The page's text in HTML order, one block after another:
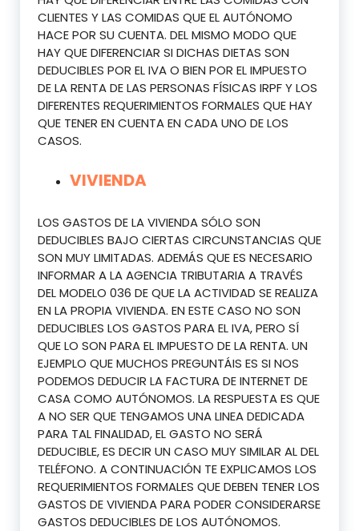
CLIENTES Y LAS COMIDAS QUE EL AUTÓNOMO
HACE POR SU CUENTA. DEL MISMO MODO QUE
HAY QUE DIFERENCIAR SI DICHAS DIETAS SON
DEDUCIBLES POR EL IVA O BIEN POR EL IMPUESTO
DE LA RENTA DE LAS PERSONAS FÍSICAS IRPF Y LOS
DIFERENTES REQUERIMIENTOS FORMALES QUE HAY
QUE TENER EN CUENTA EN CADA UNO DE LOS
CASOS.
VIVIENDA
LOS GASTOS DE LA VIVIENDA SÓLO SON
DEDUCIBLES BAJO CIERTAS CIRCUNSTANCIAS QUE
SON MUY LIMITADAS. ADEMÁS QUE ES NECESARIO
INFORMAR A LA AGENCIA TRIBUTARIA A TRAVÉS
DEL MODELO 036 DE QUE LA ACTIVIDAD SE REALIZA
EN LA PROPIA VIVIENDA. EN ESTE CASO NO SON
DEDUCIBLES LOS GASTOS PARA EL IVA, PERO SÍ
QUE LO SON PARA EL IMPUESTO DE LA RENTA. UN
EJEMPLO QUE MUCHOS PREGUNTÁIS ES SI NOS
PODEMOS DEDUCIR LA FACTURA DE INTERNET DE
CASA COMO AUTÓNOMOS. LA RESPUESTA ES QUE
A NO SER QUE TENGAMOS UNA LINEA DEDICADA
PARA TAL FINALIDAD, EL GASTO NO SERÁ
DEDUCIBLE, ES DECIR UN CASO MUY SIMILAR AL DEL
TELÉFONO. A CONTINUACIÓN TE EXPLICAMOS LOS
REQUERIMIENTOS FORMALES QUE DEBEN TENER LOS
GASTOS DE VIVIENDA PARA PODER CONSIDERARSE
GASTOS DEDUCIBLES DE LOS AUTÓNOMOS.